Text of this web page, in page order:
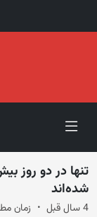
تنها در دو روز
شده‌اند
4 سال قبل زمان